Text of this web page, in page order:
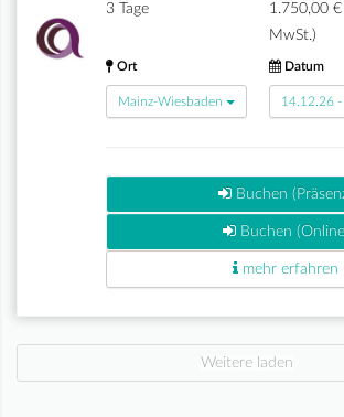
3 Tage
1.750,00
MwSt.)
Ort
Mainz-Wiesbaden
Datum
14.12.26
Buchen
Buchen
mehr erfahren
Weitere laden